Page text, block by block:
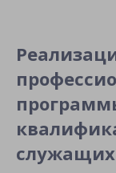
служащих